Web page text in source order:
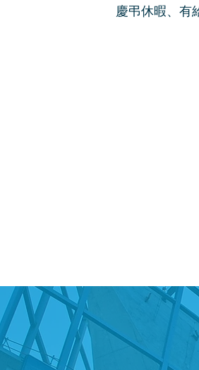
慶弔休暇、有給休